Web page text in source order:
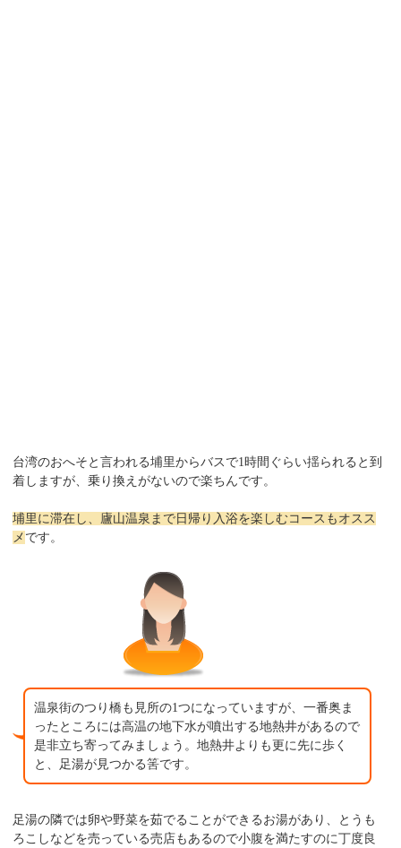
台湾のおへそと言われる埔里からバスで1時間ぐらい揺られると到
着しますが、乗り換えがないので楽ちんです。
埔里に滞在し、廬山温泉まで日帰り入浴を楽しむコースもオスス
メ です。
温泉街のつり橋も見所の1つになっていますが、一番奥ま
ったところには高温の地下水が噴出する地熱井があるので
是非立ち寄ってみましょう。地熱井よりも更に先に歩く
と、足湯が見つかる筈です。
足湯の隣では卵や野菜を茹でることができるお湯があり、とうも
ろこしなどを売っている売店もあるので小腹を満たすのに丁度良